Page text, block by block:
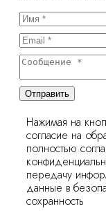
Отправить
Нажимая на
согласие на
полностью
передачу
данные в
сохранность